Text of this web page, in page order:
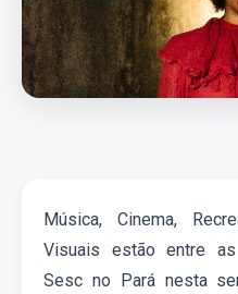
Música, Cinema,
Visuais estão entre
Sesc no Pará nesta